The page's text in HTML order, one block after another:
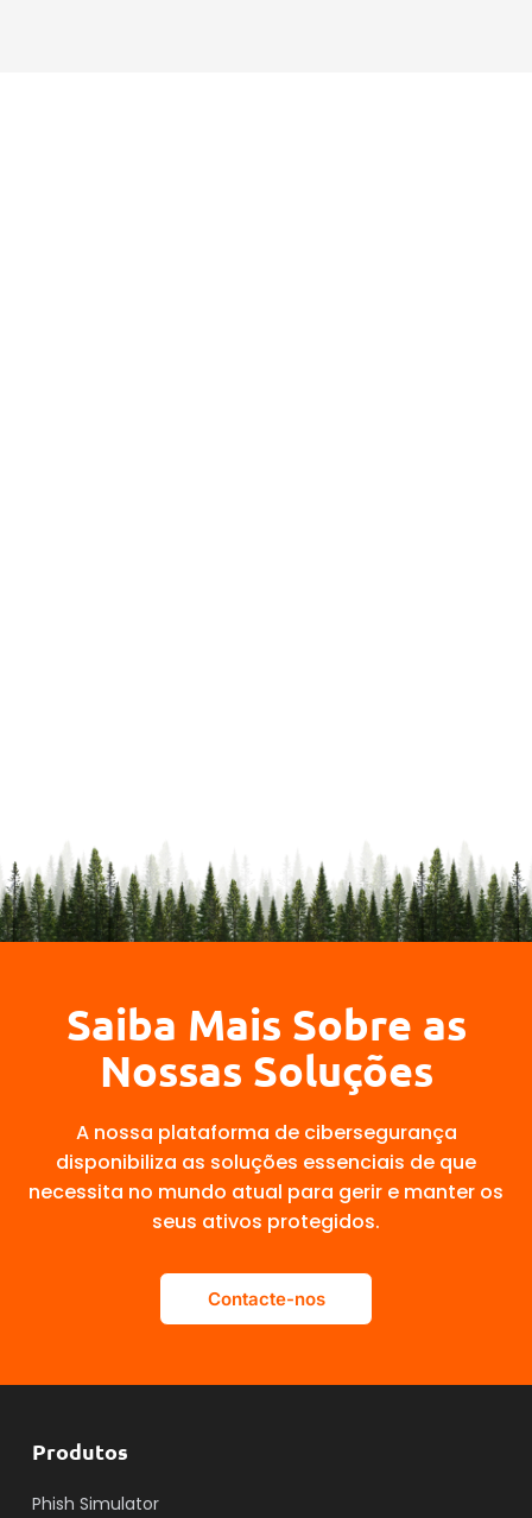
Saiba Mais Sobre as
Nossas Soluções
A nossa plataforma de cibersegurança
disponibiliza as soluções essenciais de que
necessita no mundo atual para gerir e manter os
seus ativos protegidos.
Contacte-nos
Produtos
Phish Simulator